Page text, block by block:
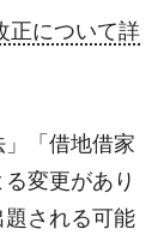
正について詳
「借地借家
変更があり
題される可能